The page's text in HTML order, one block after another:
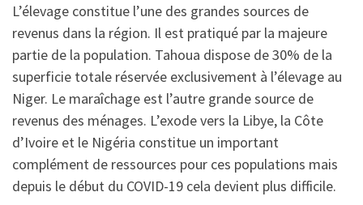
L’élevage constitue l’une des grandes sources de
revenus dans la région. Il est pratiqué par la majeure
partie de la population. Tahoua dispose de 30% de la
superficie totale réservée exclusivement à l’élevage au
Niger. Le maraîchage est l’autre grande source de
revenus des ménages. L’exode vers la Libye, la Côte
d’Ivoire et le Nigéria constitue un important
complément de ressources pour ces populations mais
depuis le début du COVID-19 cela devient plus difficile.